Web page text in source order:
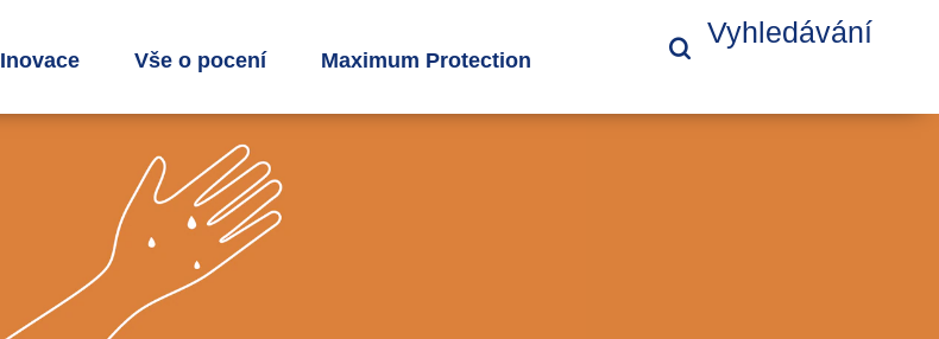
Inovace Vše o pocení Maximum Protection
Vyhledávání